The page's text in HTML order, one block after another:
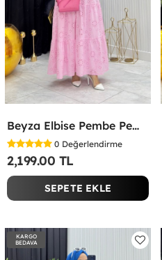
Beyza Elbise Pembe Pembe
0 Değerlendirme
2,199.00 TL
SEPETE EKLE
KARGO
BEDAVA